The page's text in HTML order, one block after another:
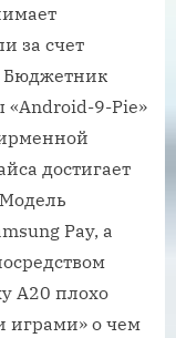
за счет
Бюджетник
«Android-9-Pie»
достигает
Pay, а
A20 плохо
играми» о чем